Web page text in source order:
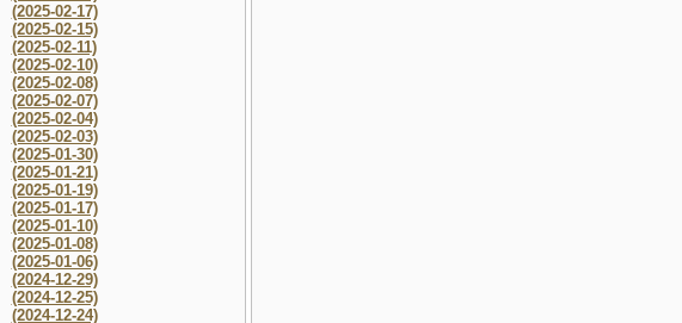
(2025-02-17)
(2025-02-15)
(2025-02-11)
(2025-02-10)
(2025-02-08)
(2025-02-07)
(2025-02-04)
(2025-02-03)
(2025-01-30)
(2025-01-21)
(2025-01-19)
(2025-01-17)
(2025-01-10)
(2025-01-08)
(2025-01-06)
(2024-12-29)
(2024-12-25)
(2024-12-24)